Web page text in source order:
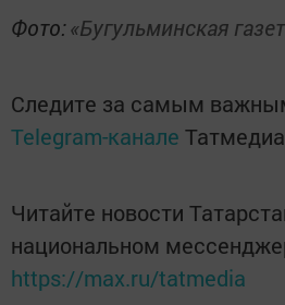
Фото:«Бугульминская
Следите за самым
Telegram-канале Татмедиа
Читайте новости
национальном
https://max.ru/tatmedia